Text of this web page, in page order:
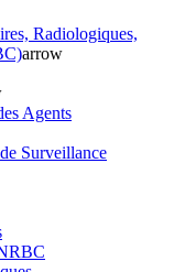
Radiologiques,
arrow
Agents
Surveillance